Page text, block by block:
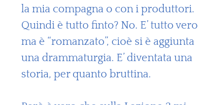
la mia compagna o con i produttori.
Quindi è tutto finto? No. E’ tutto vero
ma è “romanzato”, cioè si è aggiunta
una drammaturgia. E’ diventata una
storia, per quanto bruttina.